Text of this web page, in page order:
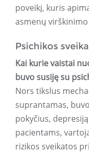
poveikį, kuris
asmenų
Psichikos
Kai kurie vaistai
buvo susiję su
Nors tikslus
suprantamas,
pokyčius,
pacientams,
rizikos sveikatos